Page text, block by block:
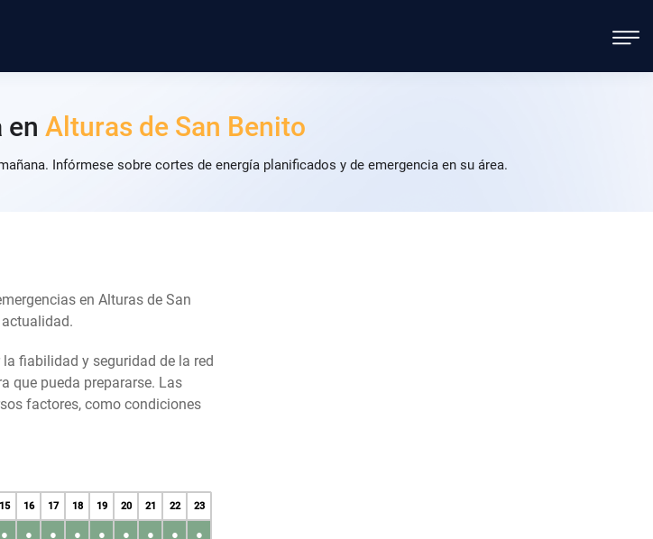
en Alturas de San Benito
Infórmese sobre cortes de energía planificados y de emergencia en su área.
en Alturas de San
fiabilidad y seguridad de la red
que pueda prepararse. Las
factores, como condiciones
15 16 17 18 19 20 21 22 23
● ● ● ● ● ● ● ● ●